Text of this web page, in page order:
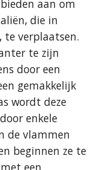
aan om
die in
te verplaatsen.
te zijn
door een
gemakkelijk
wordt deze
enkele
de vlammen
beginnen ze te
een